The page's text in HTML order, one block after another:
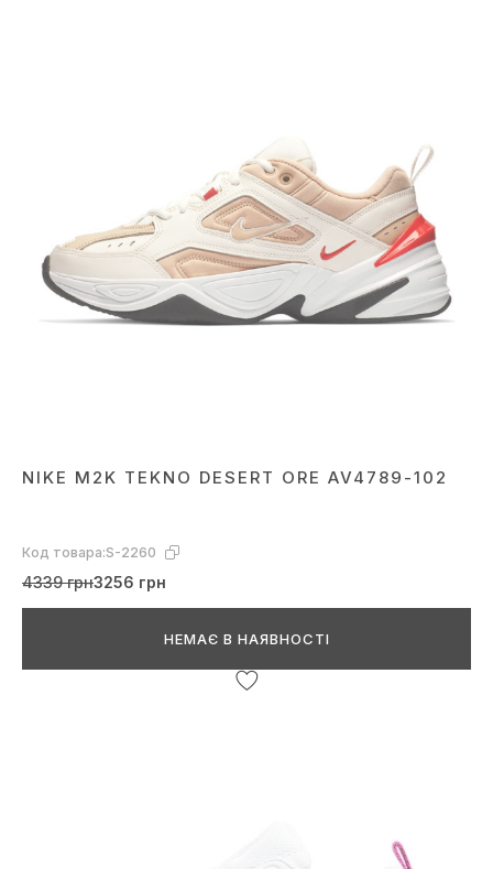
NIKE M2K TEKNO DESERT ORE AV4789-102
Код товара:S-2260
4339 грн3256 грн
НЕМАЄ В НАЯВНОСТІ